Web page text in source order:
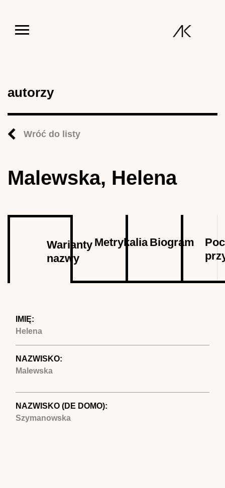
autorzy
Wróć do listy
Malewska, Helena
Warianty
nazwy
karta)
MetrykaliaBiogram
IMIĘ:
Helena
NAZWISKO:
Malewska
NAZWISKO (DE DOMO):
Szymanowska